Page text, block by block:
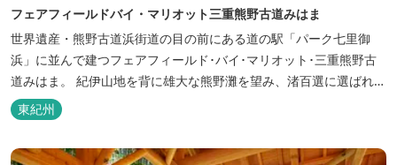
フェアフィールドバイ・マリオット三重熊野古道みはま
世界遺産・熊野古道浜街道の目の前にある道の駅「パーク七里御
浜」に並んで建つフェアフィールド･バイ･マリオット･三重熊野古
道みはま。 紀伊山地を背に雄大な熊野灘を望み、渚百選に選ばれた
七里御浜海岸などの美しい自然が広がります。一年を通して暖かで
過ごしやすく、季節を通じて穫れる数々の品種のみかんをはじめ、
豊富な畑の幸や海の幸を堪能していただけます。 風光明媚な御浜を
東紀州